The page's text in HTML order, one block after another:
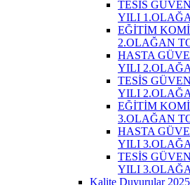
TESİS
YILI
EĞİTİM
2.OLAĞAN
HASTA
YILI
TESİS
YILI
EĞİTİM
3.OLAĞAN
HASTA
YILI
TESİS
YILI
Kalite Duyurular 2025